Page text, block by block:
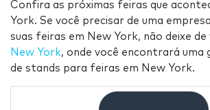
Confira as próximas feiras que
York. Se você precisar de uma
suas feiras em New York, não deixe
New York, onde você encontrará uma
de stands para feiras em New York.